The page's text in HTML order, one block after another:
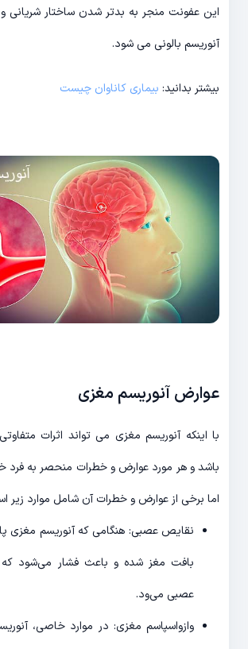
این عفونت منجر به بدتر شدن ساختار شریانی
آنوریسم بالونی می شود.
بیشتر بدانید: بیماری کاناوان چیست
عوارض آنوریسم مغزی
با اینکه آنوریسم مغزی می تواند اثرات
باشد و هر مورد عوارض و خطرات منحصر به فرد
اما برخی از عوارض و خطرات آن شامل موارد زیر
نقایص عصبی: هنگامی که آنوریسم مغزی
بافت مغز شده و باعث فشار می‌شود
عصبی می‌ود.
وازواسپاسم مغزی: در موارد خاصی،